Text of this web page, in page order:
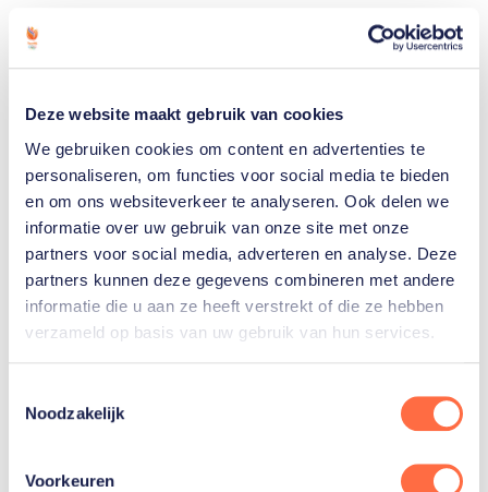
Deze website maakt gebruik van cookies
We gebruiken cookies om content en advertenties te
personaliseren, om functies voor social media te bieden
en om ons websiteverkeer te analyseren. Ook delen we
informatie over uw gebruik van onze site met onze
partners voor social media, adverteren en analyse. Deze
partners kunnen deze gegevens combineren met andere
informatie die u aan ze heeft verstrekt of die ze hebben
verzameld op basis van uw gebruik van hun services.
Noodzakelijk
Voorkeuren
Onderdeel/sport
4-
mrt
Alpineskiën
mrt
13-
mrt
Biatlon
5-
mrt
11-
mrt
Langlaufen
6-
mrt
13-
Rolstoelcurling
5-
12-
Snowboarden
IJssleehockey